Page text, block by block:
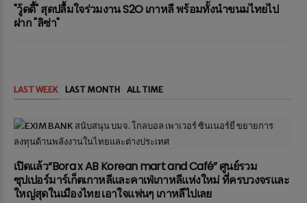
"วู้ดดี้" สุดปลื้มใจร่วมงาน S2O เกาหลี พร้อมทั้งนำขนมไทยไป
ฝาก "ลิซ่า"
LAST WEEK LAST MONTH ALL TIME
เปิดแล้ว“Bora x AB Korean mart and Café” ศูนย์รวม
ซุปเปอร์มาร์เก็ตเกาหลีและคาเฟ่เกาหลีแห่งใหม่ ที่ครบวงจรและ
ใหญ่สุดในเมืองไทย เอาใจแฟนๆ เกาหลีไปเลย